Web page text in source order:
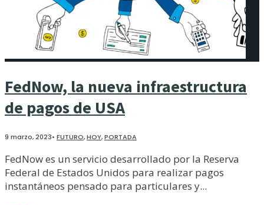
FedNow, la nueva infraestructura
de pagos de USA
9 marzo, 2023• FUTURO,HOY,PORTADA
FedNow es un servicio desarrollado por la Reserva
Federal de Estados Unidos para realizar pagos
instantáneos pensado para particulares y...